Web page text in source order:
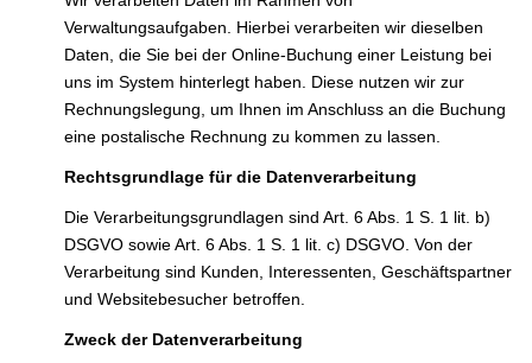
Verwaltungsaufgaben. Hierbei verarbeiten wir dieselben
Daten, die Sie bei der Online-Buchung einer Leistung bei
uns im System hinterlegt haben. Diese nutzen wir zur
Rechnungslegung, um Ihnen im Anschluss an die Buchung
eine postalische Rechnung zu kommen zu lassen.
Rechtsgrundlage für die Datenverarbeitung
Die Verarbeitungsgrundlagen sind Art. 6 Abs. 1 S. 1 lit. b)
DSGVO sowie Art. 6 Abs. 1 S. 1 lit. c) DSGVO. Von der
Verarbeitung sind Kunden, Interessenten, Geschäftspartner
und Websitebesucher betroffen.
Zweck der Datenverarbeitung